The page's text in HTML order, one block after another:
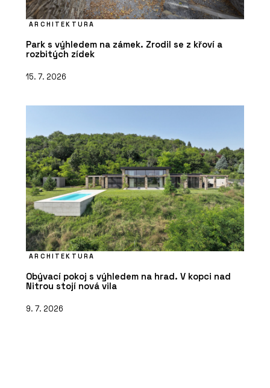
ARCHITEKTURA
Park s výhledem na zámek. Zrodil se z křoví a
rozbitých zídek
15. 7. 2026
ARCHITEKTURA
Obývací pokoj s výhledem na hrad. V kopci nad
Nitrou stojí nová vila
9. 7. 2026